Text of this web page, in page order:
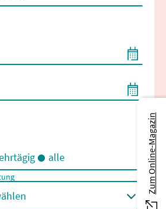
wenn mindestens 2 Zeichen
Veranstaltungen
alle Zum Online-Magazin